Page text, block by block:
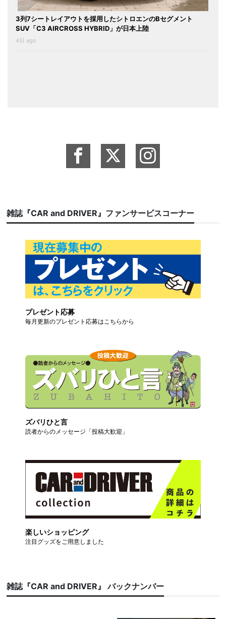
3列7シートレイアウトを採用したシトロエンのBセグメント
SUV「C3 AIRCROSS HYBRID」が日本上陸
4日 ago
雑誌『CAR and DRIVER』ファンサービスコーナー
プレゼント応募
毎月更新のプレゼント応募はこちらから
ズバリひと言
読者からのメッセージ「投稿大歓迎」
楽しいショッピング
注目グッズをご用意しました
雑誌『CAR and DRIVER』 バックナンバー